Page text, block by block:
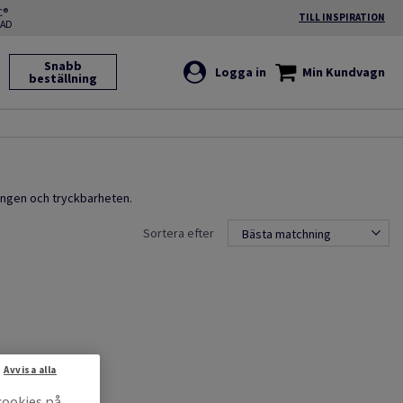
TILL INSPIRATION
Snabb
beställning Logga in Min Kundvagn
och tryckbarheten.
Sortera efter Bästa matchning
Avvisa alla